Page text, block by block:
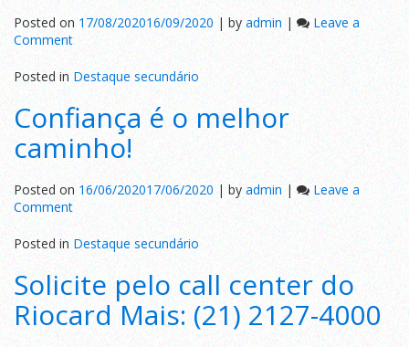
Posted on 17/08/202016/09/2020| byadmin|
Leave a
Commenton
Sest
Senat
e
Fetranspor
firmam
parceria
Posted inDestaque secundário
Confiança é o melhor
caminho!
Posted on 16/06/202017/06/2020| byadmin |
Leave a
Commenton
Confiança
é
o
melhor
caminho!
Posted inDestaque secundário
Solicite pelo call center do
Riocard Mais: (21) 2127-4000